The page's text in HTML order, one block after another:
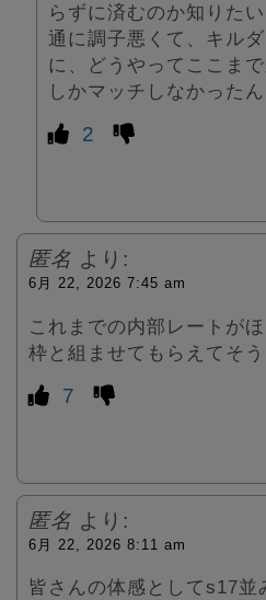
らずに済むのか知りた
通に調子悪くて、キル
に、どうやってここま
しかマッチしなかったん
2
匿名 より:
6月 22, 2026 7:45 am
これまでの内部レートが
枠と組ませてもらえてそう
7
匿名 より:
6月 22, 2026 8:11 am
皆さんの体感としてs17並